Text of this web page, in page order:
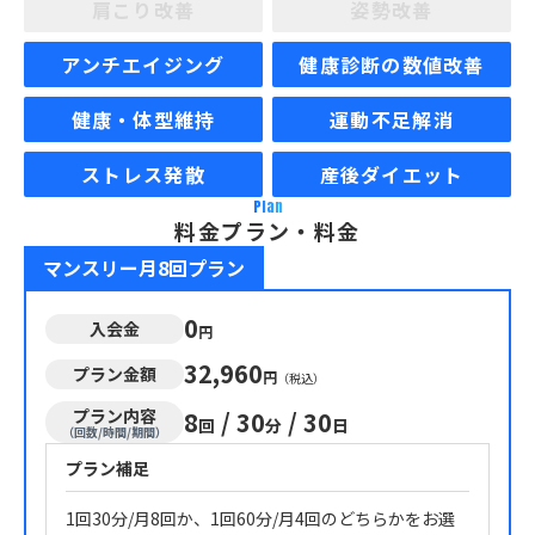
アンチエイジング
健康診断の数値改善
健康・体型維持
運動不足解消
ストレス発散
産後ダイエット
Plan
料金プラン・料金
マンスリー月8回プラン
入会金 0円
プラン金額 32,960円 （税込）
プラン内容
（回数/時間/期間） 8回 / 30分 / 30日
プラン補足
1回30分/月8回か、1回60分/月4回のどちらかをお選